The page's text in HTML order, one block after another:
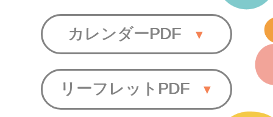
カレンダーPDF
リーフレットPDF